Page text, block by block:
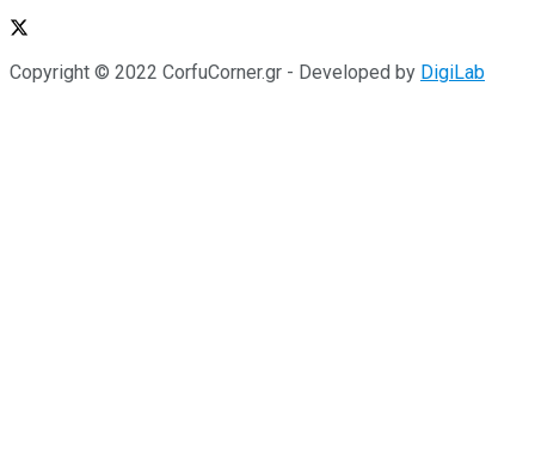
Copyright © 2022 CorfuCorner.gr - Developed by DigiLab